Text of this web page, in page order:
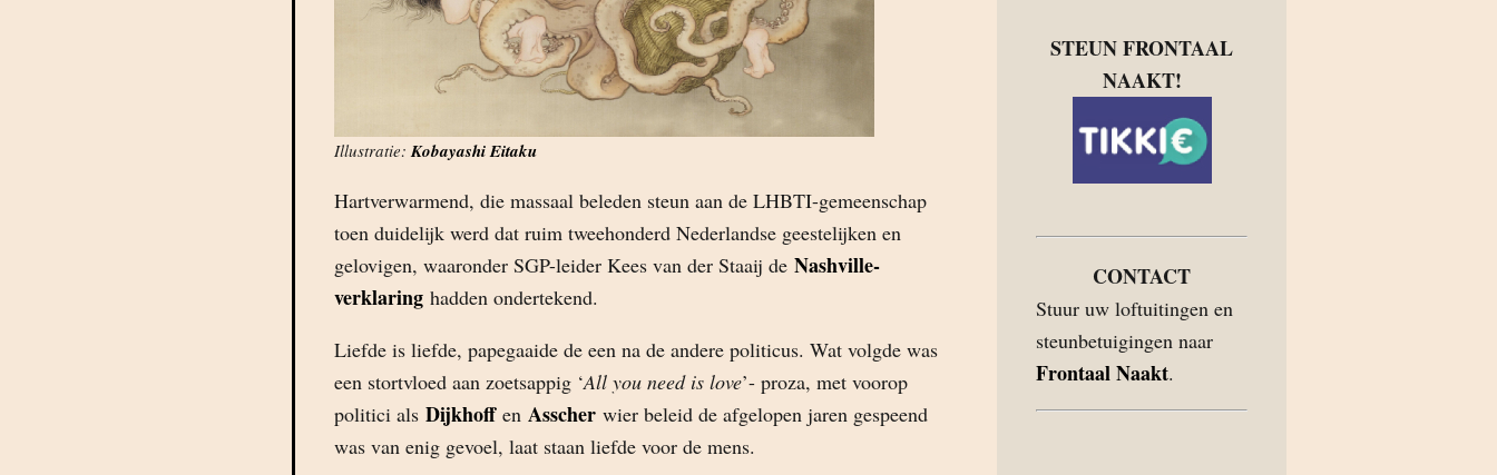
Illustratie:Kobayashi Eitaku
Hartverwarmend, die massaal beleden steun aan de LHBTI-gemeenschap
toen duidelijk werd dat ruim tweehonderd Nederlandse geestelijken en
gelovigen, waaronder SGP-leider Kees van der Staaij de Nashville-
verklaring hadden ondertekend.
Liefde is liefde, papegaaide de een na de andere politicus. Wat volgde was
een stortvloed aan zoetsappig ‘All you need is love’- proza, met voorop
politici als Dijkhoffen Asscher wier beleid de afgelopen jaren gespeend
was van enig gevoel, laat staan liefde voor de mens.
STEUN FRONTAAL
NAAKT!
CONTACT
Stuur uw loftuitingen en
steunbetuigingen naar
Frontaal Naakt.